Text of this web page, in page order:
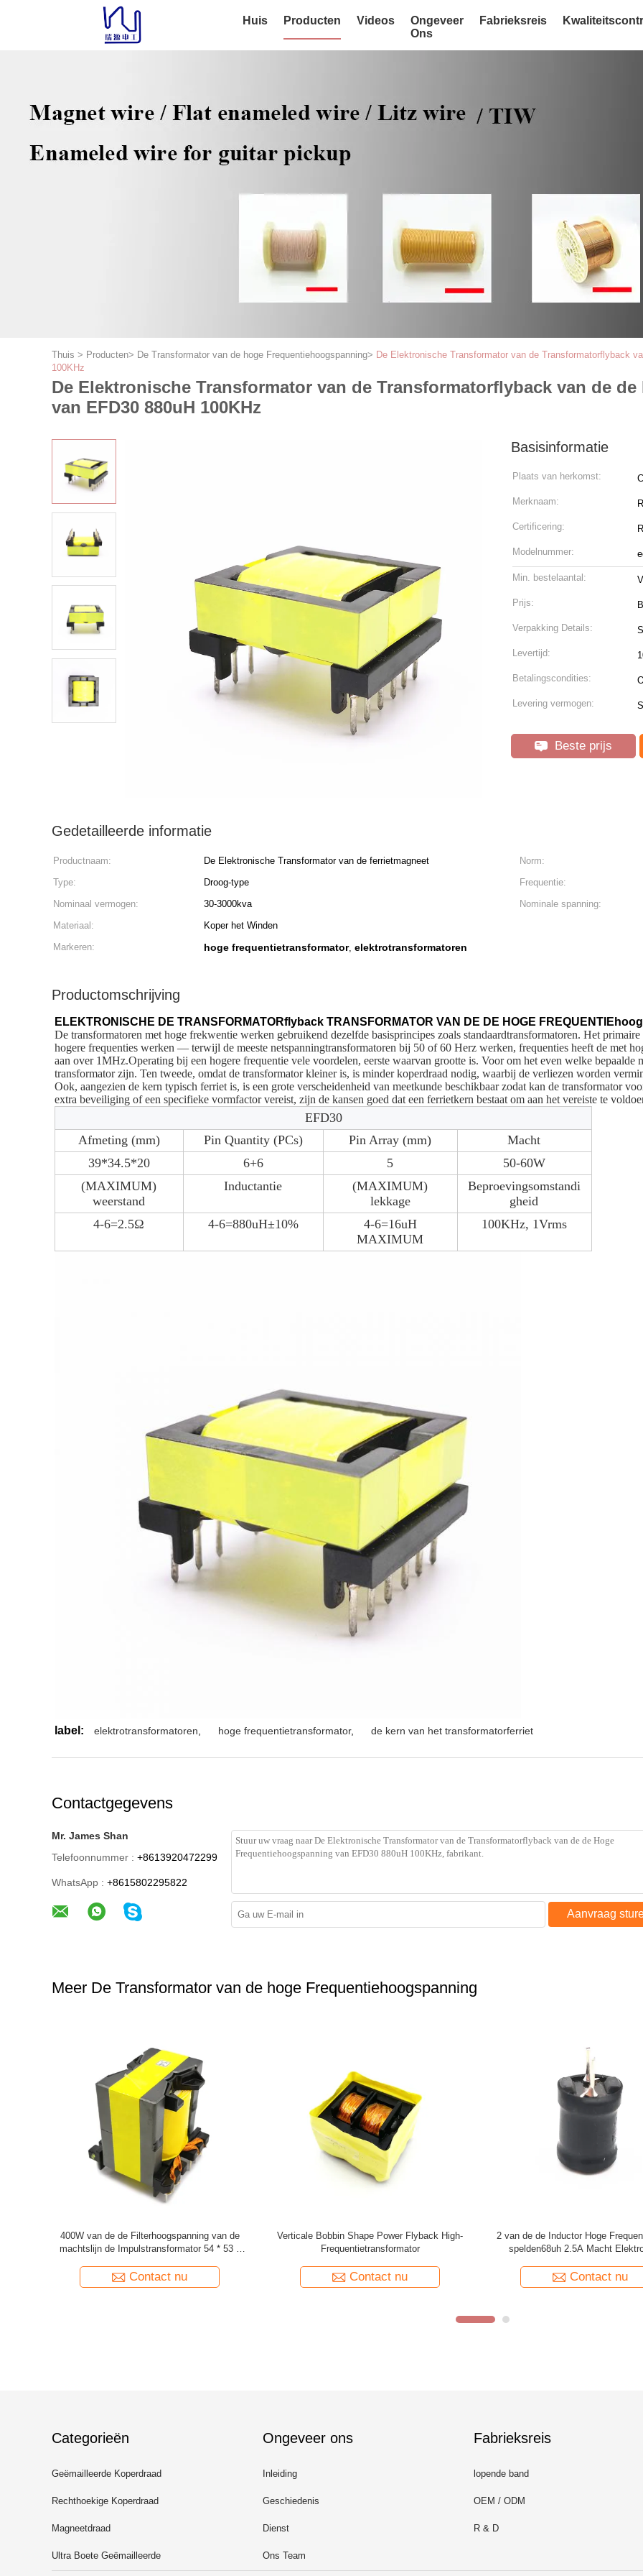
Huis Producten Videos
Ongeveer
Ons
Fabrieksreis
Thuis > Producten> De Transformator van de hoge Frequentiehoogspanning> De Elektronische Transformator van de Transformatorflyback
100KHz
De Elektronische Transformator van de Transformatorflyback van de
van EFD30 880uH 100KHz
Basisinformatie
Plaats van herkomst:
Merknaam:
Certificering:
Modelnummer:
Min. bestelaantal:
Prijs:
Verpakking Details:
Levertijd:
Betalingscondities:
Levering vermogen:
Beste prijs
Gedetailleerde informatie
Productnaam: De Elektronische Transformator van de ferrietmagneet
Norm:
Type:
Droog-type
Frequentie:
Nominaal vermogen:
30-3000kva
Nominale spanning:
Materiaal:
Koper het Winden
Markeren:
hoge frequentietransformator, elektrotransformatoren
Productomschrijving
ELEKTRONISCHE DE TRANSFORMATORflyback TRANSFORMATOR VAN DE DE HOGE
De transformatoren met hoge frekwentie werken gebruikend dezelfde basisprincipes zoals standaardtransformatoren. Het
hogere frequenties werken — terwijl de meeste netspanningtransformatoren bij 50 of 60 Herz werken, frequenties heeft de met
aan over 1MHz.Operating bij een hogere frequentie vele voordelen, eerste waarvan grootte is. Voor om het even welke bepaalde
transformator zijn. Ten tweede, omdat de transformator kleiner is, is minder koperdraad nodig, waarbij de verliezen worden
Ook, aangezien de kern typisch ferriet is, is een grote verscheidenheid van meetkunde beschikbaar zodat kan de transformator
extra beveiliging of een specifieke vormfactor vereist, zijn de kansen goed dat een ferrietkern bestaat om aan het vereiste te
EFD30
Afmeting (mm)
Pin Quantity (PCs) Pin Array (mm)
Macht
39*34.5*20
6+6 5
50-60W
(MAXIMUM)
weerstand
Inductantie
(MAXIMUM)
lekkage
Beproevingsomstandi
gheid
4-6=2.5Ω
4-6=880uH±10%
4-6=16uH
MAXIMUM
100KHz, 1Vrms
label: elektrotransformatoren hoge frequentietransformator, de kern van het transformatorferriet
Contactgegevens
Mr. James Shan
Telefoonnummer : +8613920472299
WhatsApp : +8615802295822
Aanvraag
Meer De Transformator van de hoge Frequentiehoogspanning
Toroidal Smd-van de het Ferrietkern van de
Rolinductor 200uH Wirewound de
Contact nu
47uH 2 van de de Vernauwingsrol van de
Speldenmacht van het de Inductorferriet de
Contact nu
Van de de Wijzetransformator
elektrocomponentenschakelaar
Bobbin Toroid Filter
Contact nu
Categorieën
Geëmailleerde Koperdraad
Rechthoekige Koperdraad
Magneetdraad
Ultra Boete Geëmailleerde
Ongeveer ons
Inleiding
Geschiedenis
Dienst
Ons Team
Fabrieksreis
lopende band
OEM / ODM
R & D